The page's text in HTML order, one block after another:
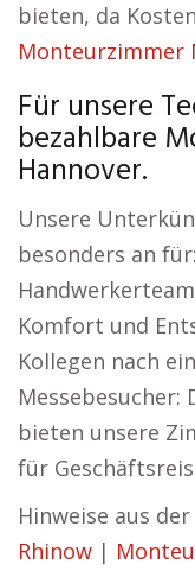
bieten, da
Monteurzimmer
Für unsere
bezahlbare
Hannover.
Unsere
besonders an
Komfort und
Kollegen nach
Messebesucher:
bieten unsere
für
Hinweise aus der
Rhinow |